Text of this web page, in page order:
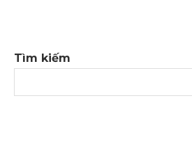
Tìm kiếm